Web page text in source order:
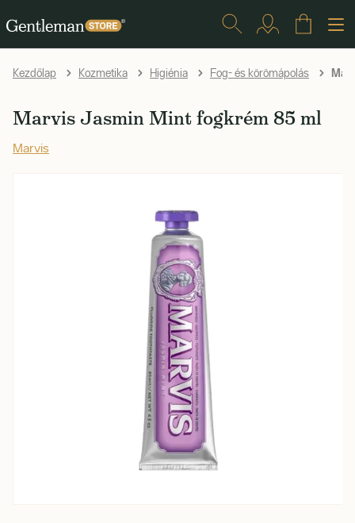
Kezdőlap Kozmetika Higiénia Fog- és körömápolás
Marvis Jasmin Mint fogkrém 85 ml
Marvis